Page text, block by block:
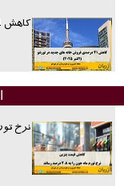
کاهش 41 درصدی فروش خانه در تورنتو
نرخ